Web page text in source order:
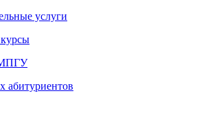
услуги
абитуриентов